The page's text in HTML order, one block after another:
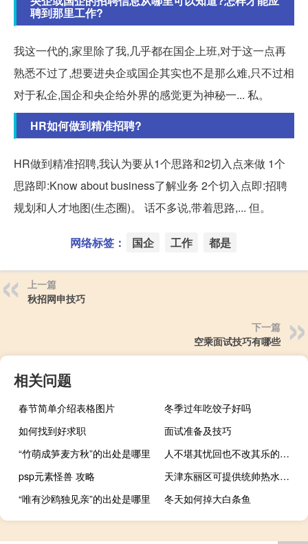
聘到那里工作?
我这一代的,家里除了我,几乎都在国企上班,对于这一点再
熟悉不过了,想要进央企或国企其实也不是那么难,只不过相
对于私企,国企和央企给外界的感觉更为神秘一... 私。
HR如何做到精准招聘?
HR做到精准招聘,我认为要从1个思路和2切入点来做 1个
思路即:Know about business了解业务 2个切入点即:招聘
规划和人才地图(生态圈)。 话不多说,带着思路,... 但。
网络标签： 国企 工作 都是
上一篇
秋招网申技巧
下一篇
空乘面试技巧有哪些
相关问题
春节简单介绍表格图片
冬季过年吃饺子好吗
如何找到好求职
面试准备及技巧
“竹萌成笋麦方秋”的出处是哪里
人不堪其忧回也不改其乐的意思表达作者什么情感
psp元素怪兽 攻略
天津东丽区可提供统帅热水器维修服务地址在哪
“唯有沙鸥独见亲”的出处是哪里
冬天如何掉大白条鱼